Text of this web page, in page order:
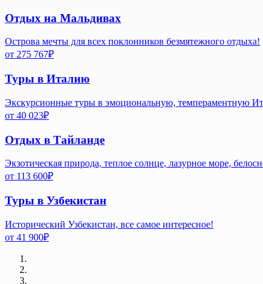
Отдых на Мальдивах
Острова мечты для всех поклонников безмятежного отдыха!
от 275 767₽
Туры в Италию
Экскурсионные туры в эмоциональную, темпераментную
от 40 023₽
Отдых в Тайланде
Экзотическая природа, теплое солнце, лазурное море,
от 113 600₽
Туры в Узбекистан
Исторический Узбекистан, все самое интересное!
от 41 900₽